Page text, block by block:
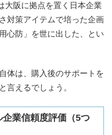
大阪に拠点を置く日本企業
対策アイテムで培った企画
心防」を世に出した、とい
体は、購入後のサポートを
言えるでしょう。
業信頼度評価（5つ